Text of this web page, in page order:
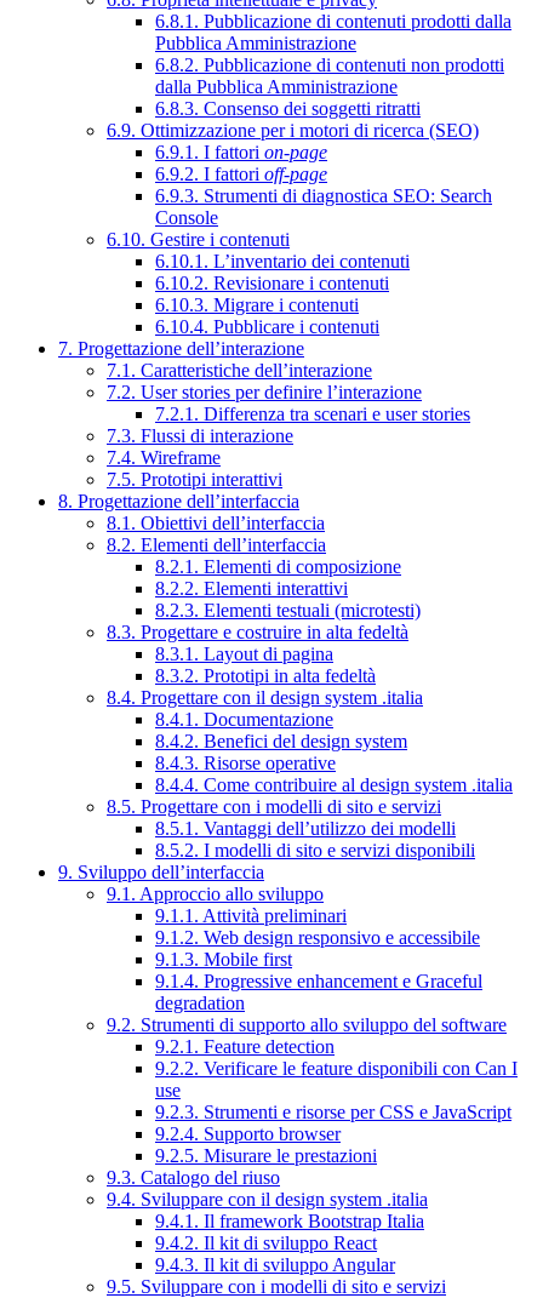
6.8.1. Pubblicazione di contenuti prodotti dalla
Pubblica Amministrazione
6.8.2. Pubblicazione di contenuti non prodotti
dalla Pubblica Amministrazione
6.8.3. Consenso dei soggetti ritratti
6.9. Ottimizzazione per i motori di ricerca (SEO)
6.9.1. I fattori on-page
6.9.2. I fattori off-page
6.9.3. Strumenti di diagnostica SEO: Search
Console
6.10. Gestire i contenuti
6.10.1. L’inventario dei contenuti
6.10.2. Revisionare i contenuti
6.10.3. Migrare i contenuti
6.10.4. Pubblicare i contenuti
7. Progettazione dell’interazione
7.1. Caratteristiche dell’interazione
7.2. User stories per definire l’interazione
7.2.1. Differenza tra scenari e user stories
7.3. Flussi di interazione
7.4. Wireframe
7.5. Prototipi interattivi
8. Progettazione dell’interfaccia
8.1. Obiettivi dell’interfaccia
8.2. Elementi dell’interfaccia
8.2.1. Elementi di composizione
8.2.2. Elementi interattivi
8.2.3. Elementi testuali (microtesti)
8.3. Progettare e costruire in alta fedeltà
8.3.1. Layout di pagina
8.3.2. Prototipi in alta fedeltà
8.4. Progettare con il design system .italia
8.4.1. Documentazione
8.4.2. Benefici del design system
8.4.3. Risorse operative
8.4.4. Come contribuire al design system .italia
8.5. Progettare con i modelli di sito e servizi
8.5.1. Vantaggi dell’utilizzo dei modelli
8.5.2. I modelli di sito e servizi disponibili
9. Sviluppo dell’interfaccia
9.1. Approccio allo sviluppo
9.1.1. Attività preliminari
9.1.2. Web design responsivo e accessibile
9.1.3. Mobile first
9.1.4. Progressive enhancement e Graceful
degradation
9.2. Strumenti di supporto allo sviluppo del software
9.2.1. Feature detection
9.2.2. Verificare le feature disponibili con Can I
use
9.2.3. Strumenti e risorse per CSS e JavaScript
9.2.4. Supporto browser
9.2.5. Misurare le prestazioni
9.3. Catalogo del riuso
9.4. Sviluppare con il design system .italia
9.4.1. Il framework Bootstrap Italia
9.4.2. Il kit di sviluppo React
9.4.3. Il kit di sviluppo Angular
9.5. Sviluppare con i modelli di sito e servizi